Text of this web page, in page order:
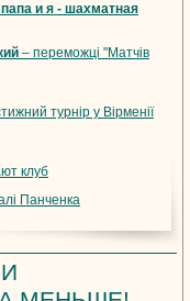
и я - шахматная
– переможці "Матчів
турнір у Вірменії
клуб
Панченка